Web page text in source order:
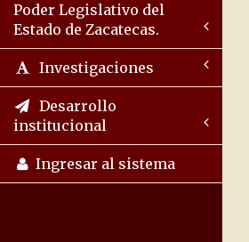
Poder Legislativo del
Estado de Zacatecas.
Investigaciones
Desarrollo
institucional
Ingresar al sistema